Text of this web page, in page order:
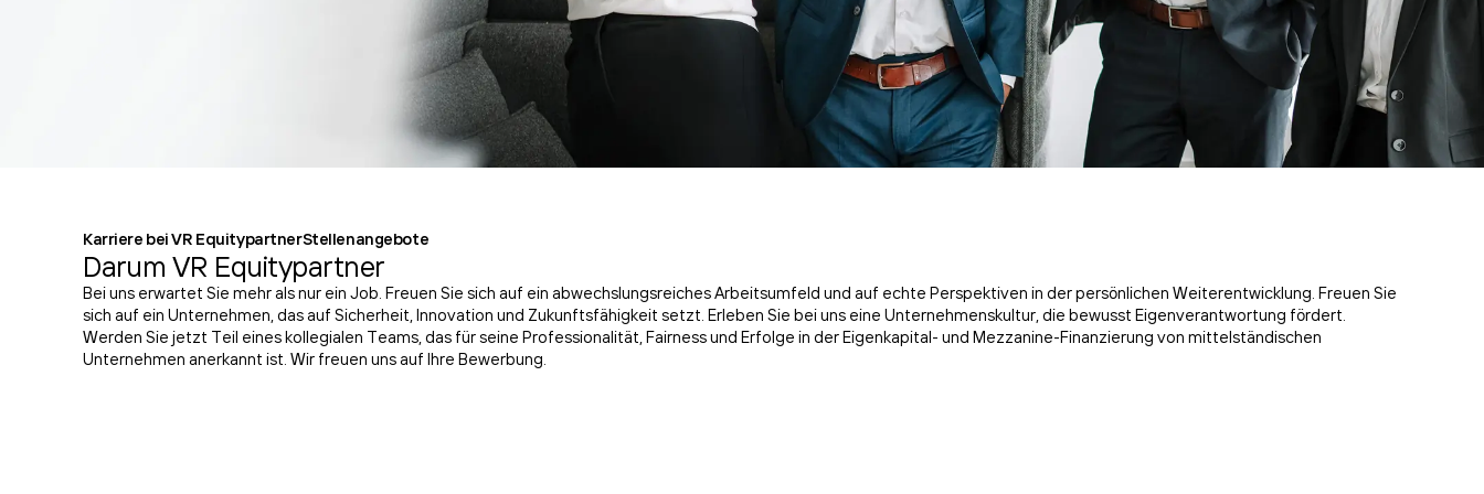
Karriere bei VR EquitypartnerStellenangebote
Darum VR Equitypartner
Bei uns erwartet Sie mehr als nur ein Job. Freuen Sie sich auf ein abwechslungsreiches Arbeitsumfeld und auf echte Perspektiven in der persönlichen Weiterentwicklung. Freuen Sie
sich auf ein Unternehmen, das auf Sicherheit, Innovation und Zukunftsfähigkeit setzt. Erleben Sie bei uns eine Unternehmenskultur, die bewusst Eigenverantwortung fördert.
Werden Sie jetzt Teil eines kollegialen Teams, das für seine Professionalität, Fairness und Erfolge in der Eigenkapital- und Mezzanine-Finanzierung von mittelständischen
Unternehmen anerkannt ist. Wir freuen uns auf Ihre Bewerbung.